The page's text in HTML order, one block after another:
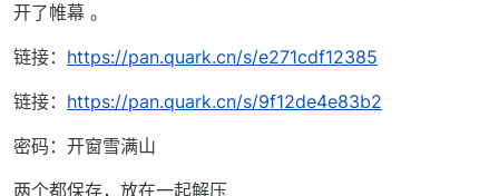
开了帷幕 。
链接： https://pan.quark.cn/s/e271cdf12385
链接： https://pan.quark.cn/s/9f12de4e83b2
密码：开窗雪满山
两个都保存，放在一起解压